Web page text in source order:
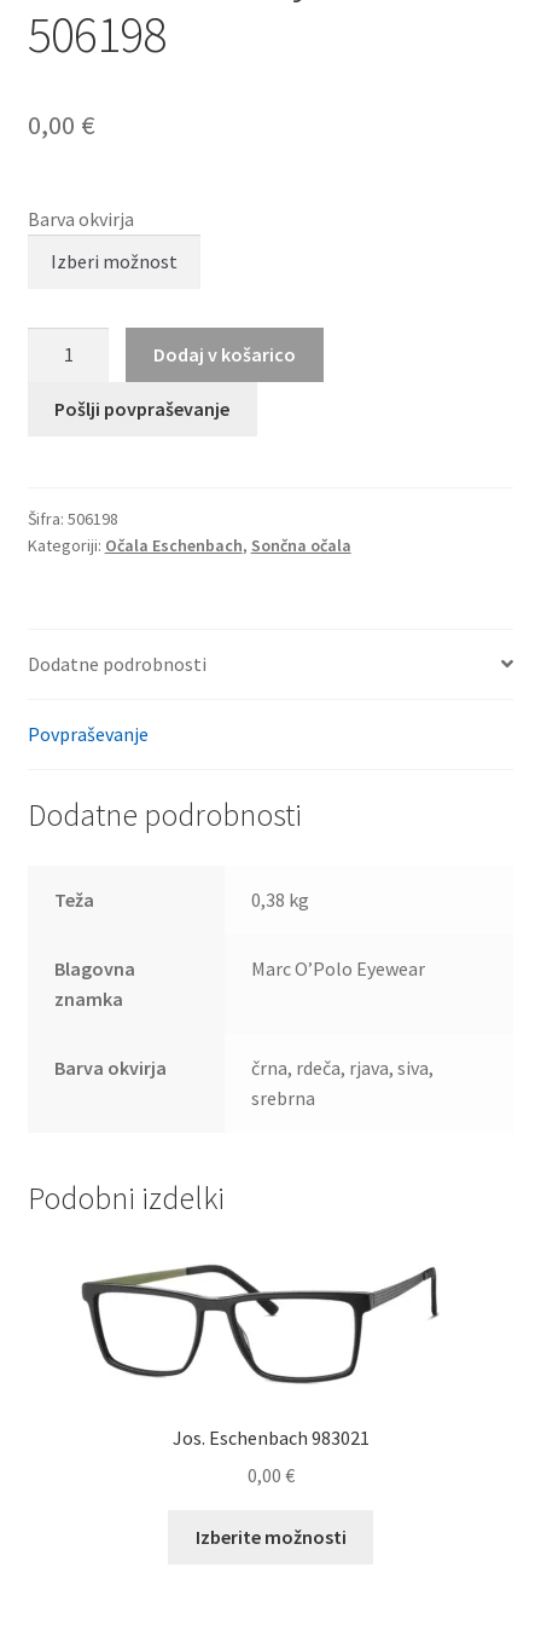
506198
0,00 €
Barva okvirja
Eyewear
Dodaj v košarico
Pošlji povpraševanje
Šifra: 506198
Kategoriji: Očala Eschenbach, Sončna očala
Dodatne podrobnosti
Povpraševanje
Dodatne podrobnosti
Teža 0,38 kg
Blagovna
znamka
Marc O’Polo Eyewear
Barva okvirja
črna, rdeča, rjava, siva,
srebrna
Podobni izdelki
Jos. Eschenbach 983021
0,00 €
Izberite možnosti